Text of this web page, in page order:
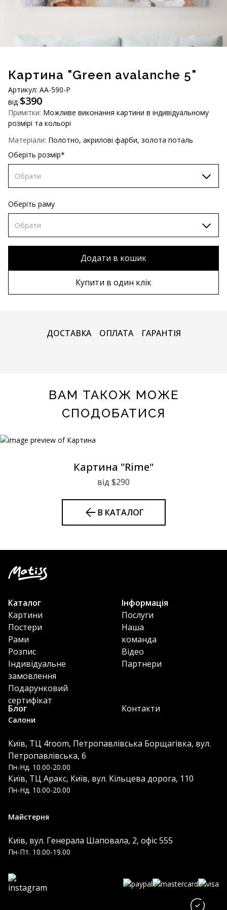
Картина "Green avalanche 5"
Артикул: AA-590-P
від $390
Примітки: Можливе виконання картини в індивідуальному
розмірі та кольорі
Матеріали: Полотно, акрилові фарби, золота поталь
Оберіть розмір*
Обрати
60х90 см
70х100 см
80х120 см
90х130 см
100х150 см
Оберіть раму
Обрати
Без рами
Дерев'яна рама
Металева рама
Додати в кошик
Купити в один клік
ДОСТАВКА ОПЛАТА ГАРАНТІЯ
ВАМ ТАКОЖ МОЖЕ
СПОДОБАТИСЯ
Картина "Rime"
від $290
В КАТАЛОГ
Салони
Київ, ТЦ 4room, Петропавлівська Борщагівка, вул.
Петропавлівська, 6
Пн-Нд. 10.00-20.00
Київ, ТЦ Аракс, Київ, вул. Кільцева дорога, 110
Пн-Нд. 10.00-20.00
Майстерня
Київ, вул. Генерала Шаповала, 2, офіс 555
Пн-Пт. 10.00-19.00
Каталог
Картини
Постери
Рами
Розпис
Індивідуальне
замовлення
Подарунковий
сертифікат
Інформація
Послуги
Наша
команда
Відео
Партнери
Блог Контакти